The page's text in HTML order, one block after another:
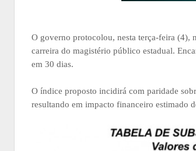
O governo protocolou, nesta terça-feira (4),
carreira do magistério público estadual.
em 30 dias.
O índice proposto incidirá com paridade
resultando em impacto financeiro estimado